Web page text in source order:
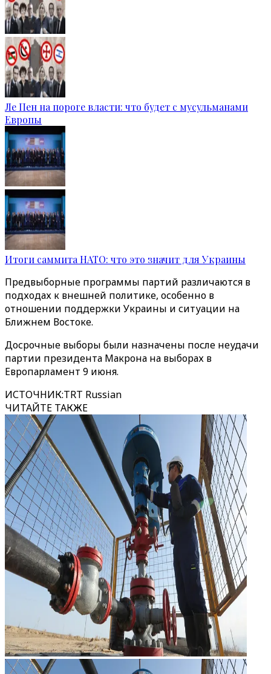
Ле Пен на пороге власти: что будет с мусульманами
Европы
Итоги саммита НАТО: что это значит для Украины
Предвыборные программы партий различаются в
подходах к внешней политике, особенно в
отношении поддержки Украины и ситуации на
Ближнем Востоке.
Досрочные выборы были назначены после неудачи
партии президента Макрона на выборах в
Европарламент 9 июня.
ИСТОЧНИК:TRT Russian
ЧИТАЙТЕ ТАКЖЕ